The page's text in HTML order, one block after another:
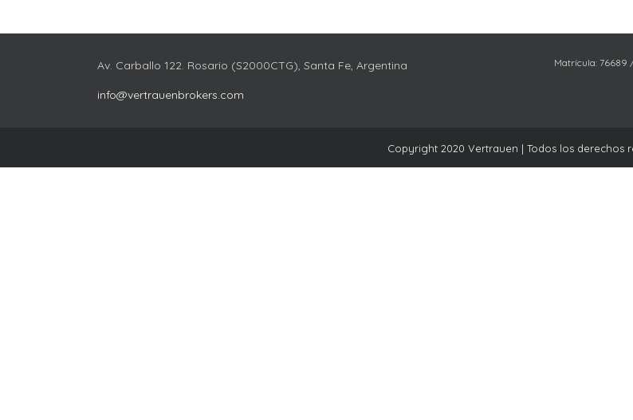
Av. Carballo 122. Rosario (S2000CTG), Santa Fe, Argentina
info@vertrauenbrokers.com
Matrícula: 76689
Copyright 2020 Vertrauen | Todos los derechos